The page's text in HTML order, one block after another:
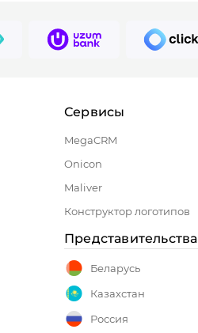
Сервисы
MegaCRM
Onicon
Maliver
Конструктор логотипов
Представительства
Беларусь
Казахстан
Россия